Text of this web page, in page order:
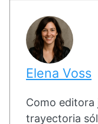
Elena Voss
Como editora
trayectoria